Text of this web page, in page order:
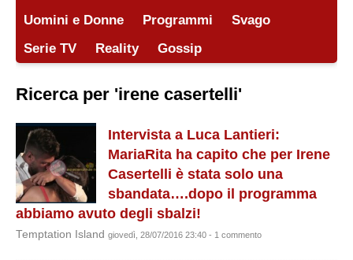
Uomini e Donne
Programmi
Svago
Serie TV
Reality Gossip
Ricerca per 'irene casertelli'
Intervista a Luca Lantieri:
MariaRita ha capito che per Irene
Casertelli è stata solo una
sbandata….dopo il programma
abbiamo avuto degli sbalzi!
Temptation Island giovedì, 28/07/2016 23:40 - 1 commento